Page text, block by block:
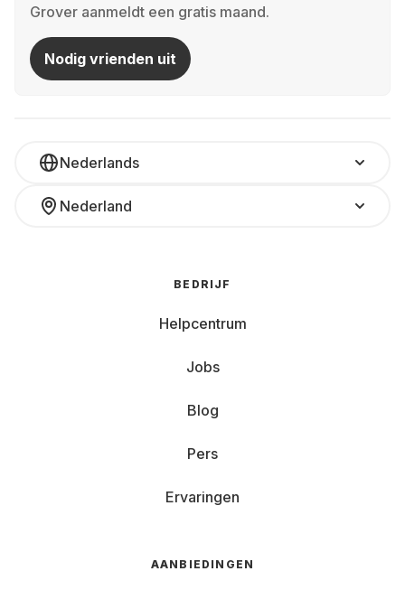
Grover aanmeldt een gratis maand.
Nodig vrienden uit
Nederlands
Nederland
BEDRIJF
Helpcentrum
Jobs
Blog
Pers
Ervaringen
AANBIEDINGEN